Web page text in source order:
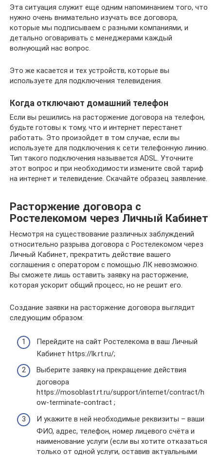
Эта ситуация служит еще одним напоминанием того, что
нужно очень внимательно изучать все договора,
которые мы подписываем с разными компаниями, и
детально оговаривать с менеджерами каждый
волнующий нас вопрос.
Это же касается и тех устройств, которые вы
используете для подключения телевидения.
Когда отключают домашний телефон
Если вы решились на расторжение договора на телефон,
будьте готовы к тому, что и интернет перестанет
работать. Это произойдет в том случае, если вы
используете для подключения к сети телефонную линию.
Тип такого подключения называется ADSL. Уточните
этот вопрос и при необходимости измените свой тариф
на интернет и телевидение. Скачайте образец заявление.
Расторжение договора с
Ростелекомом через Личный Кабинет
Несмотря на существование различных заблуждений
относительно разрыва договора с Ростелекомом через
Личный Кабинет, прекратить действие вашего
соглашения с оператором с помощью ЛК невозможно.
Вы сможете лишь оставить заявку на расторжение,
которая ускорит общий процесс, но не решит его.
Создание заявки на расторжение договора выглядит
следующим образом:
Перейдите на сайт Ростелекома в ваш Личный
Кабинет https://lk.rt.ru/;
Выберите заявку на прекращение действия
договора
https://mosoblast.rt.ru/support/internet/contract/h
ow-terminate-contract ;
И укажите в ней необходимые реквизиты – ваши
ФИО, адрес, телефон, номер лицевого счёта и
наименование услуги (если вы хотите отказаться
только от одной услуги, оставив актуальными